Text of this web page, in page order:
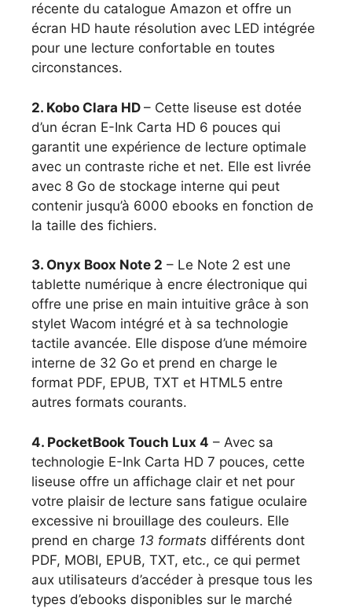
récente du catalogue Amazon et offre un
écran HD haute résolution avec LED intégrée
pour une lecture confortable en toutes
circonstances.
2. Kobo Clara HD – Cette liseuse est dotée
d’un écran E-Ink Carta HD 6 pouces qui
garantit une expérience de lecture optimale
avec un contraste riche et net. Elle est livrée
avec 8 Go de stockage interne qui peut
contenir jusqu’à 6000 ebooks en fonction de
la taille des fichiers.
3. Onyx Boox Note 2 – Le Note 2 est une
tablette numérique à encre électronique qui
offre une prise en main intuitive grâce à son
stylet Wacom intégré et à sa technologie
tactile avancée. Elle dispose d’une mémoire
interne de 32 Go et prend en charge le
format PDF, EPUB, TXT et HTML5 entre
autres formats courants.
4. PocketBook Touch Lux 4 – Avec sa
technologie E-Ink Carta HD 7 pouces, cette
liseuse offre un affichage clair et net pour
votre plaisir de lecture sans fatigue oculaire
excessive ni brouillage des couleurs. Elle
prend en charge 13 formats différents dont
PDF, MOBI, EPUB, TXT, etc., ce qui permet
aux utilisateurs d’accéder à presque tous les
types d’ebooks disponibles sur le marché